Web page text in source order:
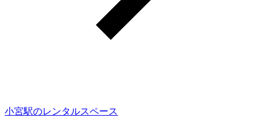
小宮駅のレンタルスペース